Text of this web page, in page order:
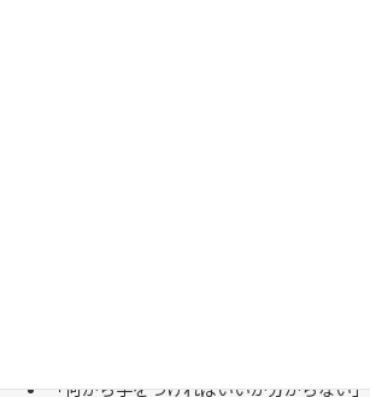
「何から手をつければいいか分からない」